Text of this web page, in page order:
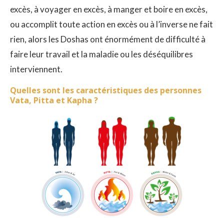
excès, à voyager en excès, à manger et boire en excès,
ou accomplit toute action en excès ou à l’inverse ne fait
rien, alors les Doshas ont énormément de difficulté à
faire leur travail et la maladie ou les déséquilibres
interviennent.
Quelles sont les caractéristiques des personnes
Vata, Pitta et Kapha ?